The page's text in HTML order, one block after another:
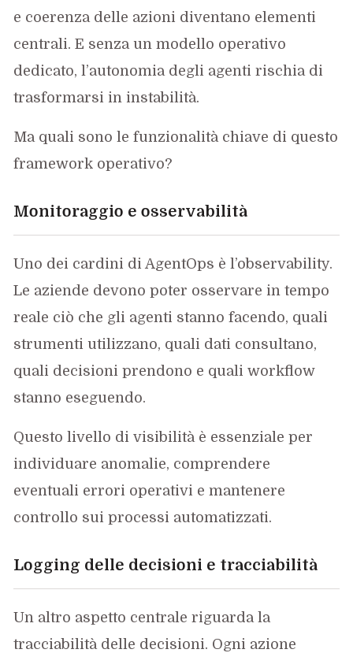
e coerenza delle azioni diventano elementi
centrali. E senza un modello operativo
dedicato, l’autonomia degli agenti rischia di
trasformarsi in instabilità.
Ma quali sono le funzionalità chiave di questo
framework operativo?
Monitoraggio e osservabilità
Uno dei cardini di AgentOps è l’observability.
Le aziende devono poter osservare in tempo
reale ciò che gli agenti stanno facendo, quali
strumenti utilizzano, quali dati consultano,
quali decisioni prendono e quali workflow
stanno eseguendo.
Questo livello di visibilità è essenziale per
individuare anomalie, comprendere
eventuali errori operativi e mantenere
controllo sui processi automatizzati.
Logging delle decisioni e tracciabilità
Un altro aspetto centrale riguarda la
tracciabilità delle decisioni. Ogni azione